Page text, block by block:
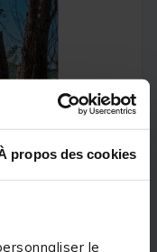
propos des cookies
le